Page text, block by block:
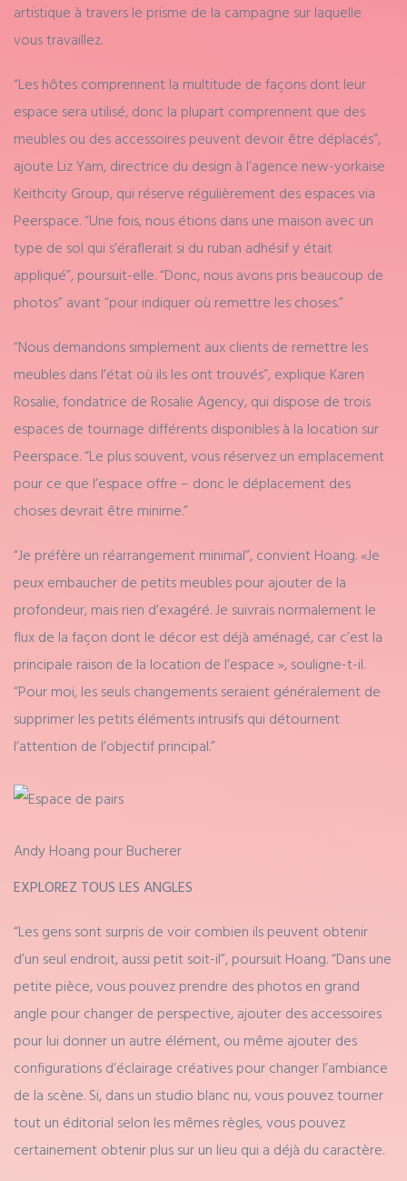
artistique à travers le prisme de la campagne sur laquelle
vous travaillez.
“Les hôtes comprennent la multitude de façons dont leur
espace sera utilisé, donc la plupart comprennent que des
meubles ou des accessoires peuvent devoir être déplacés”,
ajoute Liz Yam, directrice du design à l’agence new-yorkaise
Keithcity Group, qui réserve régulièrement des espaces via
Peerspace. “Une fois, nous étions dans une maison avec un
type de sol qui s’éraflerait si du ruban adhésif y était
appliqué”, poursuit-elle. “Donc, nous avons pris beaucoup de
photos” avant “pour indiquer où remettre les choses.”
“Nous demandons simplement aux clients de remettre les
meubles dans l’état où ils les ont trouvés”, explique Karen
Rosalie, fondatrice de Rosalie Agency, qui dispose de trois
espaces de tournage différents disponibles à la location sur
Peerspace. “Le plus souvent, vous réservez un emplacement
pour ce que l’espace offre – donc le déplacement des
choses devrait être minime.”
“Je préfère un réarrangement minimal”, convient Hoang. «Je
peux embaucher de petits meubles pour ajouter de la
profondeur, mais rien d’exagéré. Je suivrais normalement le
flux de la façon dont le décor est déjà aménagé, car c’est la
principale raison de la location de l’espace », souligne-t-il.
“Pour moi, les seuls changements seraient généralement de
supprimer les petits éléments intrusifs qui détournent
l’attention de l’objectif principal.”
Andy Hoang pour Bucherer
EXPLOREZ TOUS LES ANGLES
“Les gens sont surpris de voir combien ils peuvent obtenir
d’un seul endroit, aussi petit soit-il”, poursuit Hoang. “Dans une
petite pièce, vous pouvez prendre des photos en grand
angle pour changer de perspective, ajouter des accessoires
pour lui donner un autre élément, ou même ajouter des
configurations d’éclairage créatives pour changer l’ambiance
de la scène. Si, dans un studio blanc nu, vous pouvez tourner
tout un éditorial selon les mêmes règles, vous pouvez
certainement obtenir plus sur un lieu qui a déjà du caractère.